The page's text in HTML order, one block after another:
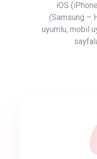
iOS
(Samsung –
uyumlu, mobil